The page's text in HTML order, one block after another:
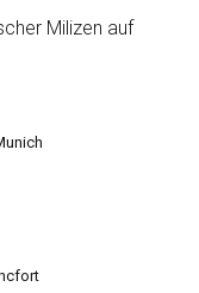
Milizen auf